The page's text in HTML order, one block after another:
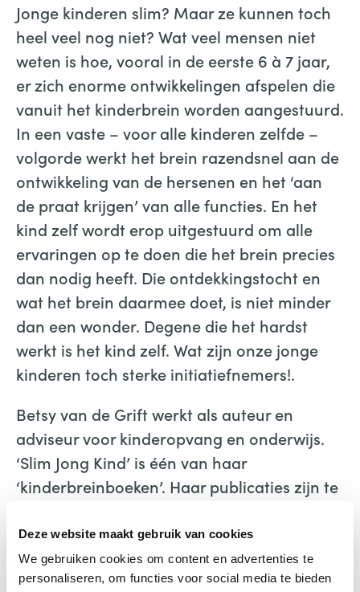
Deze website maakt gebruik van cookies
We gebruiken cookies om content en advertenties te
personaliseren, om functies voor social media te bieden
Jonge kinderen slim? Maar ze kunnen toch
heel veel nog niet? Wat veel mensen niet
weten is hoe, vooral in de eerste 6 à 7 jaar,
er zich enorme ontwikkelingen afspelen die
vanuit het kinderbrein worden aangestuurd.
In een vaste – voor alle kinderen zelfde –
volgorde werkt het brein razendsnel aan de
ontwikkeling van de hersenen en het ‘aan
de praat krijgen’ van alle functies. En het
kind zelf wordt erop uitgestuurd om alle
ervaringen op te doen die het brein precies
dan nodig heeft. Die ontdekkingstocht en
wat het brein daarmee doet, is niet minder
dan een wonder. Degene die het hardst
werkt is het kind zelf. Wat zijn onze jonge
kinderen toch sterke initiatiefnemers!.
Betsy van de Grift werkt als auteur en
adviseur voor kinderopvang en onderwijs.
‘Slim Jong Kind’ is één van haar
‘kinderbreinboeken’. Haar publicaties zijn te
van de neurowetenschappen, zijn
herkenbaar en erg toegankelijk.